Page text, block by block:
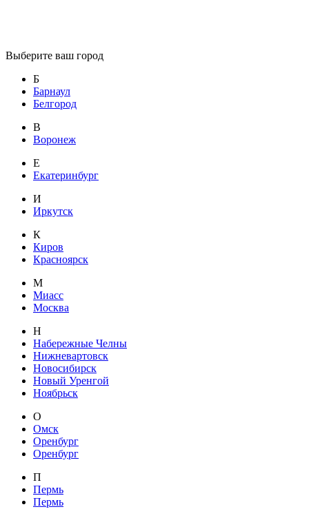
Выберите ваш город
Б
Барнаул
Белгород
В
Воронеж
Е
Екатеринбург
И
Иркутск
К
Киров
Красноярск
М
Миасс
Москва
Н
Набережные Челны
Нижневартовск
Новосибирск
Новый Уренгой
Ноябрьск
О
Омск
Оренбург
Оренбург
П
Пермь
Пермь